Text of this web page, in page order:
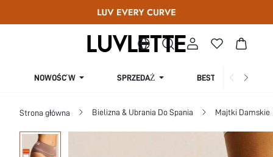
NOWOŚĆ W SPRZEDAŻ BESTSELLERY
Strona główna Bielizna & Ubrania Do Spania Majtki Damskie